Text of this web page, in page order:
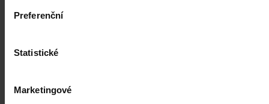
Preferenční
Statistické
Marketingové